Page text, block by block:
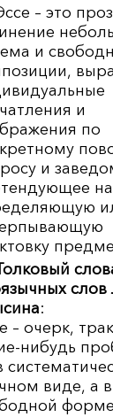
– это
и
и
по
и
на
слов
:
– очерк,
нибудь
виде, а в